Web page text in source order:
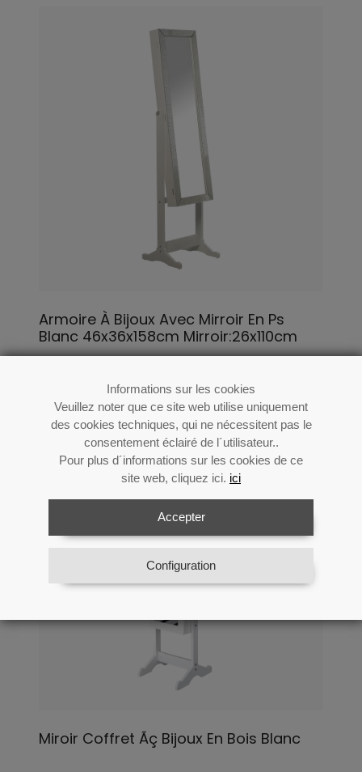
Informations sur les cookies
Veuillez noter que ce site web utilise uniquement
des cookies techniques, qui ne nécessitent pas le
consentement éclairé de l´utilisateur..
Pour plus d´informations sur les cookies de ce
site web, cliquez ici. ici
Accepter
Configuration
Armoire À Bijoux Avec Mirroir En Ps
Blanc 46x36x158cm Mirroir:26x110cm
Miroir Coffret Ãç Bijoux En Bois Blanc